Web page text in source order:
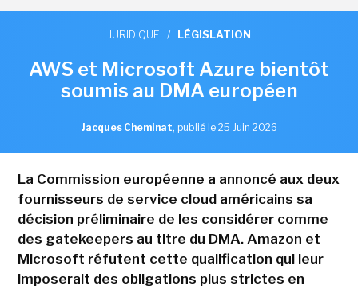
JURIDIQUE / LÉGISLATION
AWS et Microsoft Azure bientôt
soumis au DMA européen
Jacques Cheminat, publié le 25 Juin 2026
La Commission européenne a annoncé aux deux
fournisseurs de service cloud américains sa
décision préliminaire de les considérer comme
des gatekeepers au titre du DMA. Amazon et
Microsoft réfutent cette qualification qui leur
imposerait des obligations plus strictes en